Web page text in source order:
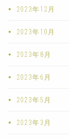
2023年12月
2023年10月
2023年8月
2023年6月
2023年5月
2023年3月